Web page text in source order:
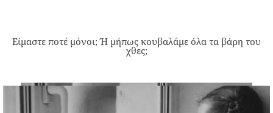
Είμαστε ποτέ μόνοι; Ή μήπως κουβαλάμε όλα τα βάρη του
χθες;